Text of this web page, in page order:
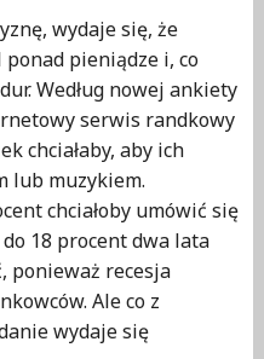
wydaje się, że
pieniądze i, co
Według nowej ankiety
serwis randkowy
chciałaby, aby ich
lub muzykiem.
chciałoby umówić się
18 procent dwa lata
ponieważ recesja
Ale co z
wydaje się